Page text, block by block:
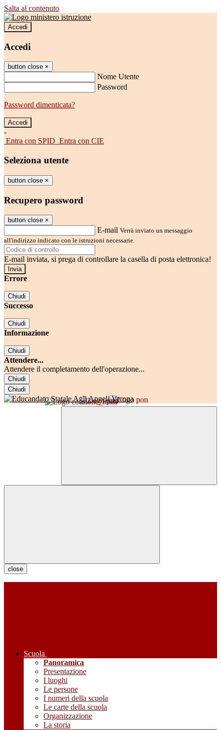
Salta al contenuto
Accedi
Accedi
button close ×
Nome Utente
Password
Password dimenticata?
-
Entra con SPID Entra con CIE
Seleziona utente
button close ×
Recupero password
button close ×
E-mail Verrà inviato un messaggio
all'indirizzo indicato con le istruzioni necessarie.
E-mail inviata, si prega di controllare la casella di posta elettronica!
Errore
Chiudi
Successo
Chiudi
Informazione
Chiudi
Attendere...
Attendere il completamento dell'operazione...
Chiudi
Chiudi
close
Scuola
Panoramica
Presentazione
I luoghi
Le persone
I numeri della scuola
Le carte della scuola
Organizzazione
La storia